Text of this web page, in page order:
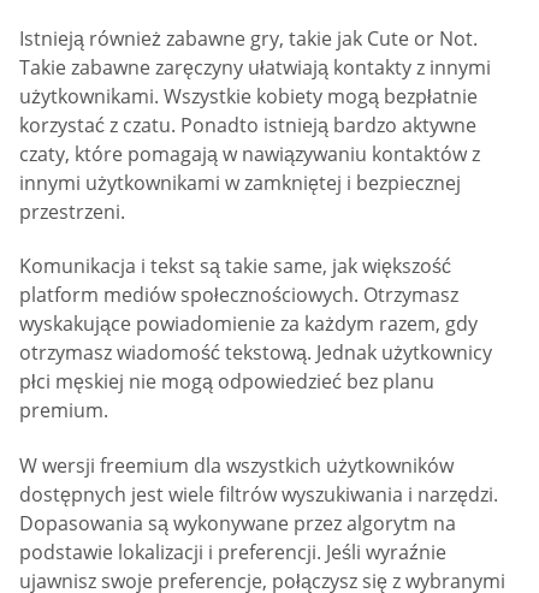
Istnieją również zabawne gry, takie jak Cute or Not.
Takie zabawne zaręczyny ułatwiają kontakty z innymi
użytkownikami. Wszystkie kobiety mogą bezpłatnie
korzystać z czatu. Ponadto istnieją bardzo aktywne
czaty, które pomagają w nawiązywaniu kontaktów z
innymi użytkownikami w zamkniętej i bezpiecznej
przestrzeni.
Komunikacja i tekst są takie same, jak większość
platform mediów społecznościowych. Otrzymasz
wyskakujące powiadomienie za każdym razem, gdy
otrzymasz wiadomość tekstową. Jednak użytkownicy
płci męskiej nie mogą odpowiedzieć bez planu
premium.
W wersji freemium dla wszystkich użytkowników
dostępnych jest wiele filtrów wyszukiwania i narzędzi.
Dopasowania są wykonywane przez algorytm na
podstawie lokalizacji i preferencji. Jeśli wyraźnie
ujawnisz swoje preferencje, połączysz się z wybranymi